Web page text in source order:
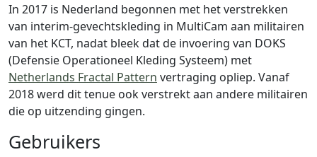
In 2017 is Nederland begonnen met het verstrekken
van interim-gevechtskleding in MultiCam aan militairen
van het KCT, nadat bleek dat de invoering van DOKS
(Defensie Operationeel Kleding Systeem) met
Netherlands Fractal Pattern vertraging opliep. Vanaf
2018 werd dit tenue ook verstrekt aan andere militairen
die op uitzending gingen.
Gebruikers